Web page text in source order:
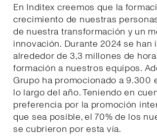
En Inditex creemos que la
crecimiento de nuestras
de nuestra transformación y un
innovación. Durante 2024 se han
alrededor de 3,3 millones de
formación a nuestros equipos.
Grupo ha promocionado a 9.300
lo largo del año. Teniendo en
preferencia por la promoción
que sea posible, el 70% de los
se cubrieron por esta vía.